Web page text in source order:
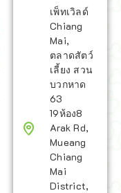
เพ็ทเวิลด์
Chiang
Mai,
ตลาดสัตว์
เลี้ยง สวน
บวกหาด
63
19ห้อง8
Arak Rd,
Mueang
Chiang
Mai
District,